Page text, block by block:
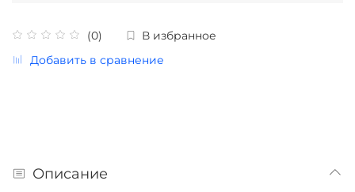
(0)
В избранное
Добавить в сравнение
Описание